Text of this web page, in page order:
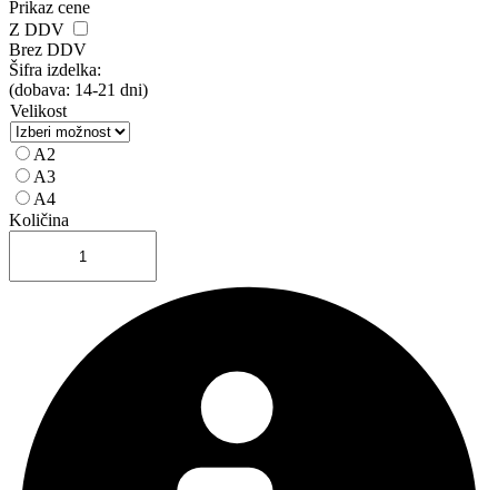
Prikaz cene
Z DDV
Brez DDV
Šifra izdelka:
(dobava: 14-21 dni)
Velikost
A2
A3
A4
Količina